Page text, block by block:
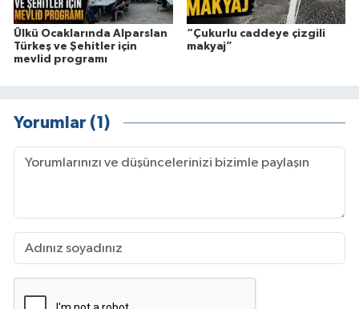
Ülkü Ocaklarında Alparslan
Türkeş ve Şehitler için
mevlid programı
“Çukurlu caddeye çizgili
makyaj”
Yorumlar (1)